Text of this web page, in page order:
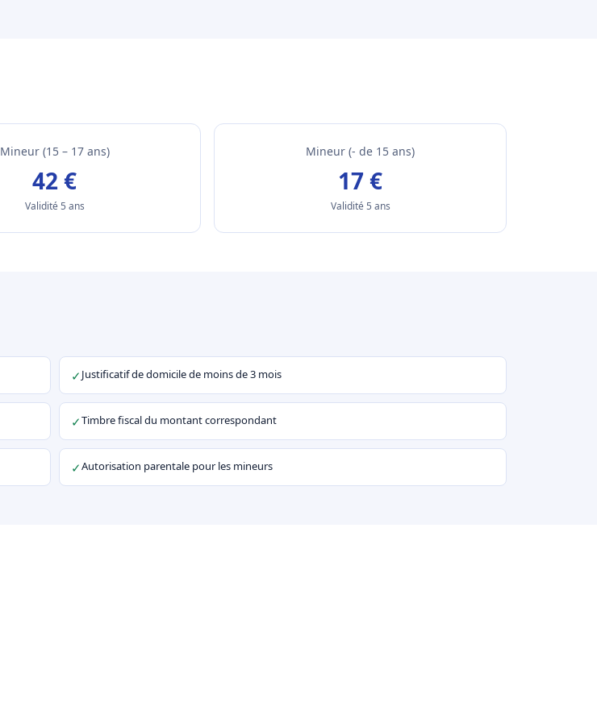
Mineur (15 – 17 ans)
42 €
Validité 5 ans
Mineur (- de 15 ans)
17 €
Validité 5 ans
✓Justificatif de domicile de moins de 3 mois
✓Timbre fiscal du montant correspondant
✓Autorisation parentale pour les mineurs